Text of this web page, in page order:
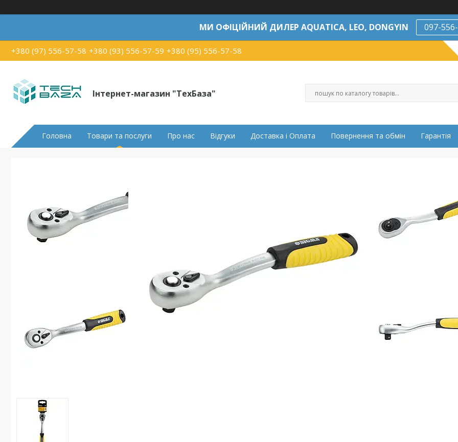
МИ ОФІЦІЙНИЙ ДИЛЕР AQUATICA, LEO, DONGYIN 097-
+380 (97) 556-57-58 +380 (93) 556-57-59 +380 (95) 556-57-58
Інтернет-магазин "ТехБаза"
Головна Товари та послуги Про нас Відгуки Доставка і Оплата Повернення та обмін Гарантія